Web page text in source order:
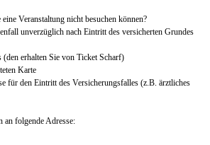
Veranstaltung nicht besuchen können?
unverzüglich nach Eintritt des versicherten Grundes
(den erhalten Sie von Ticket Scharf)
Karte
für den Eintritt des Versicherungsfalles (z.B. ärztliches
an folgende Adresse: